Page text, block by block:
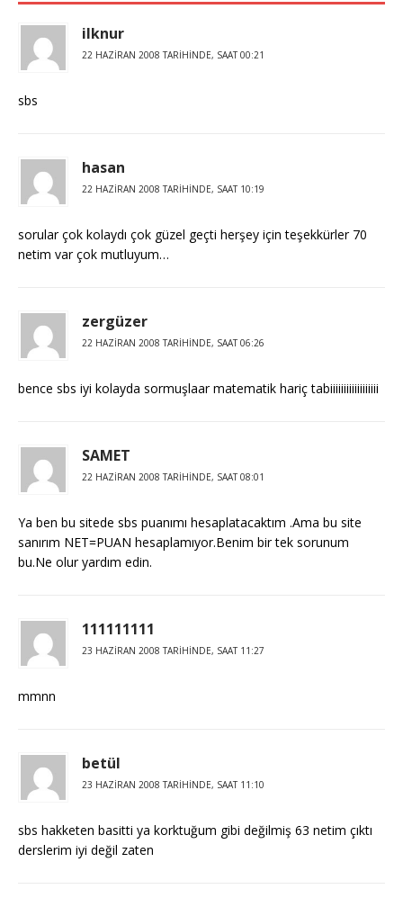
ilknur
22 HAZIRAN 2008 TARIHINDE, SAAT 00:21
sbs
hasan
22 HAZIRAN 2008 TARIHINDE, SAAT 10:19
sorular çok kolaydı çok güzel geçti herşey için teşekkürler 70
netim var çok mutluyum…
zergüzer
22 HAZIRAN 2008 TARIHINDE, SAAT 06:26
bence sbs iyi kolayda sormuşlaar matematik hariç tabiiiiiiiiiiiiiiiiii
SAMET
22 HAZIRAN 2008 TARIHINDE, SAAT 08:01
Ya ben bu sitede sbs puanımı hesaplatacaktım .Ama bu site
sanırım NET=PUAN hesaplamıyor.Benim bir tek sorunum
bu.Ne olur yardım edin.
111111111
23 HAZIRAN 2008 TARIHINDE, SAAT 11:27
mmnn
betül
23 HAZIRAN 2008 TARIHINDE, SAAT 11:10
sbs hakketen basitti ya korktuğum gibi değilmiş 63 netim çıktı
derslerim iyi değil zaten